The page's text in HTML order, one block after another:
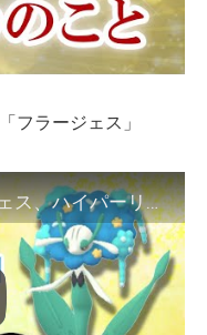
フラージェス」
ひやみずを習得したフラージェス、ハイパーリーグの環境にブッ刺さりなんだが【ポケモンGO・GOバトルリーグ】